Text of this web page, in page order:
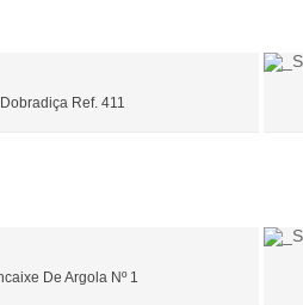
Dobradiça Ref. 411
De Argola Nº 1